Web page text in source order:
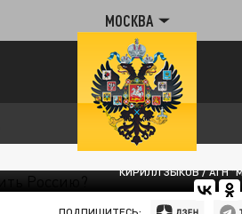
МОСКВА
КИРИЛЛ ЗЫКОВ / АГН